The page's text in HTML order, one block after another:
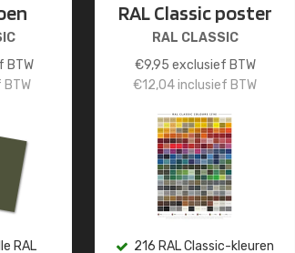
BTW
RAL
RAL Classic poster
RAL CLASSIC
€9,95 exclusief BTW
€12,04inclusief BTW
216 RAL Classic-kleuren